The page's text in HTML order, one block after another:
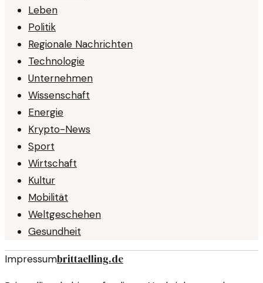
Leben
Politik
Regionale Nachrichten
Technologie
Unternehmen
Wissenschaft
Energie
Krypto-News
Sport
Wirtschaft
Kultur
Mobilität
Weltgeschehen
Gesundheit
Impressumbrittaelling.de